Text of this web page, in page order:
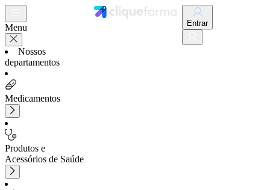
Menu
Nossos
departamentos
Medicamentos
Produtos e
Acessórios de Saúde
Entrar